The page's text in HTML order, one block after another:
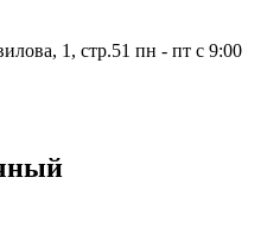
1, стр.51 пн - пт с 9:00